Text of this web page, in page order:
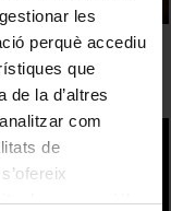
les
perquè accediu
que
de la d’altres
com
de
de navegació).
storage: is